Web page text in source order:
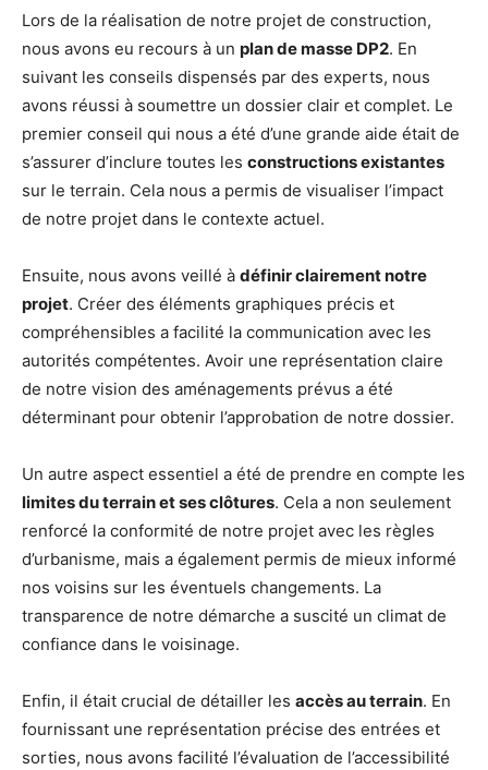
Lors de la réalisation de notre projet de construction,
nous avons eu recours à un plan de masse DP2. En
suivant les conseils dispensés par des experts, nous
avons réussi à soumettre un dossier clair et complet. Le
premier conseil qui nous a été d’une grande aide était de
s’assurer d’inclure toutes les constructions existantes
sur le terrain. Cela nous a permis de visualiser l’impact
de notre projet dans le contexte actuel.
Ensuite, nous avons veillé à définir clairement notre
projet. Créer des éléments graphiques précis et
compréhensibles a facilité la communication avec les
autorités compétentes. Avoir une représentation claire
de notre vision des aménagements prévus a été
déterminant pour obtenir l’approbation de notre dossier.
Un autre aspect essentiel a été de prendre en compte les
limites du terrain et ses clôtures. Cela a non seulement
renforcé la conformité de notre projet avec les règles
d’urbanisme, mais a également permis de mieux informé
nos voisins sur les éventuels changements. La
transparence de notre démarche a suscité un climat de
confiance dans le voisinage.
Enfin, il était crucial de détailler les accès au terrain. En
fournissant une représentation précise des entrées et
sorties, nous avons facilité l’évaluation de l’accessibilité